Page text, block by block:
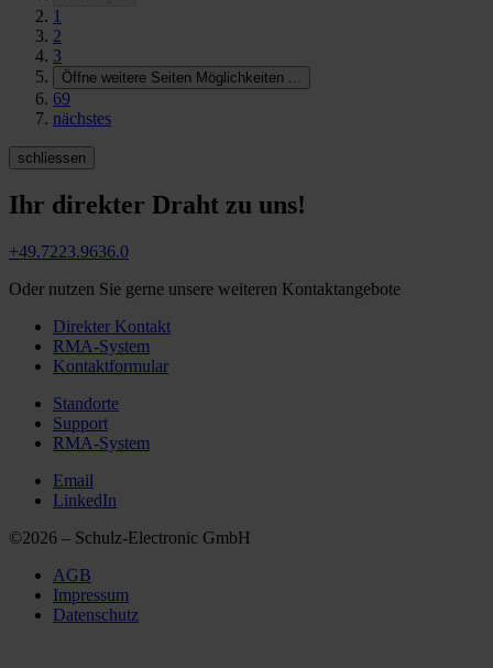
1
2
3
Öffne weitere Seiten Möglichkeiten
69
nächstes
schliessen
Ihr direkter Draht zu uns!
+49.7223.9636.0
Oder nutzen Sie gerne unsere weiteren Kontaktangebote
Direkter Kontakt
RMA-System
Kontaktformular
Standorte
Support
RMA-System
Email
LinkedIn
©2026 – Schulz-Electronic GmbH
AGB
Impressum
Datenschutz